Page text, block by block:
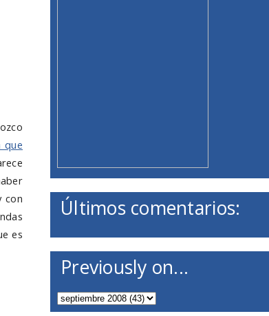
que
con
es
Últimos comentarios:
Previously on...